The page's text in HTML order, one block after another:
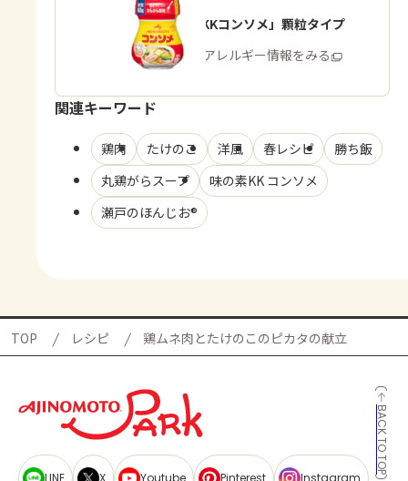
「味の素KKコンソメ」顆粒タイプ
商品・アレルギー情報をみる
関連キーワード
鶏肉 たけのこ 洋風 春レシピ
勝ち飯
丸鶏がらスープ
味の素KK コンソメ
瀬戸のほんじお®
TOP レシピ 鶏ムネ肉とたけのこのピカタの献立
BACK TO TOP